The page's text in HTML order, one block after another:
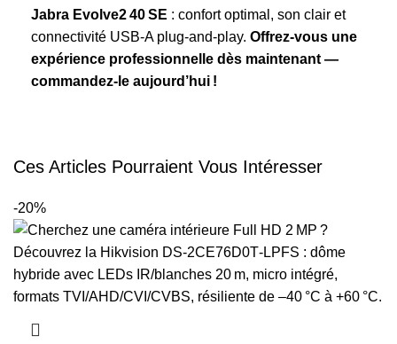
Jabra Evolve2 40 SE : confort optimal, son clair et
connectivité USB‑A plug‑and‑play. Offrez‑vous une
expérience professionnelle dès maintenant —
commandez‑le aujourd’hui !
Ces Articles Pourraient Vous Intéresser
-20%